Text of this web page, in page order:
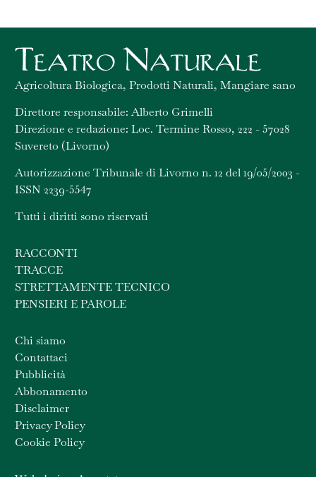
Agricoltura Biologica, Prodotti Naturali, Mangiare sano
Direttore responsabile: Alberto Grimelli
Direzione e redazione: Loc. Termine Rosso, 222 - 57028
Suvereto (Livorno)
Autorizzazione Tribunale di Livorno n. 12 del 19/05/2003 -
ISSN 2239-5547
Tutti i diritti sono riservati
RACCONTI
TRACCE
STRETTAMENTE TECNICO
PENSIERI E PAROLE
Chi siamo
Contattaci
Pubblicità
Abbonamento
Disclaimer
Privacy Policy
Cookie Policy